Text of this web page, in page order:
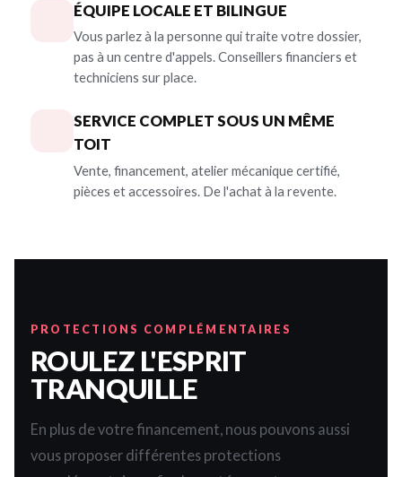
ÉQUIPE LOCALE ET BILINGUE
Vous parlez à la personne qui traite votre dossier,
pas à un centre d'appels. Conseillers financiers et
techniciens sur place.
SERVICE COMPLET SOUS UN MÊME
TOIT
Vente, financement, atelier mécanique certifié,
pièces et accessoires. De l'achat à la revente.
PROTECTIONS COMPLÉMENTAIRES
ROULEZ L'ESPRIT
TRANQUILLE
En plus de votre financement, nous pouvons aussi
vous proposer différentes protections